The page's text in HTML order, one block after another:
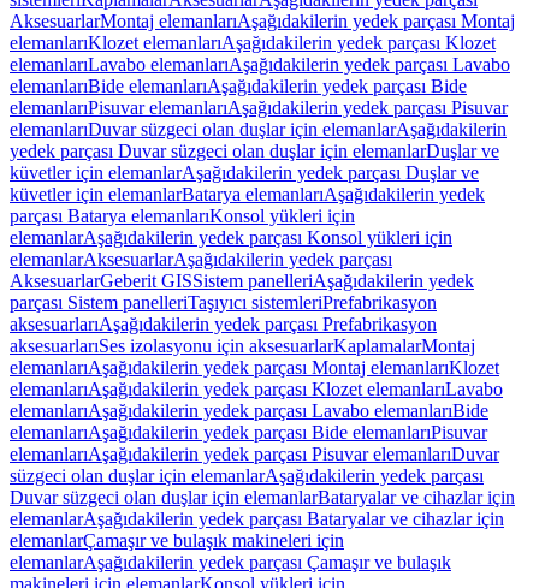
AksesuarlarMontaj elemanlarıAşağıdakilerin yedek parçası Montaj
elemanlarıKlozet elemanlarıAşağıdakilerin yedek parçası Klozet
elemanlarıLavabo elemanlarıAşağıdakilerin yedek parçası Lavabo
elemanlarıBide elemanlarıAşağıdakilerin yedek parçası Bide
elemanlarıPisuvar elemanlarıAşağıdakilerin yedek parçası Pisuvar
elemanlarıDuvar süzgeci olan duşlar için elemanlarAşağıdakilerin
yedek parçası Duvar süzgeci olan duşlar için elemanlarDuşlar ve
küvetler için elemanlarAşağıdakilerin yedek parçası Duşlar ve
küvetler için elemanlarBatarya elemanlarıAşağıdakilerin yedek
parçası Batarya elemanlarıKonsol yükleri için
elemanlarAşağıdakilerin yedek parçası Konsol yükleri için
elemanlarAksesuarlarAşağıdakilerin yedek parçası
AksesuarlarGeberit GISSistem panelleriAşağıdakilerin yedek
parçası Sistem panelleriTaşıyıcı sistemleriPrefabrikasyon
aksesuarlarıAşağıdakilerin yedek parçası Prefabrikasyon
aksesuarlarıSes izolasyonu için aksesuarlarKaplamalarMontaj
elemanlarıAşağıdakilerin yedek parçası Montaj elemanlarıKlozet
elemanlarıAşağıdakilerin yedek parçası Klozet elemanlarıLavabo
elemanlarıAşağıdakilerin yedek parçası Lavabo elemanlarıBide
elemanlarıAşağıdakilerin yedek parçası Bide elemanlarıPisuvar
elemanlarıAşağıdakilerin yedek parçası Pisuvar elemanlarıDuvar
süzgeci olan duşlar için elemanlarAşağıdakilerin yedek parçası
Duvar süzgeci olan duşlar için elemanlarBataryalar ve cihazlar için
elemanlarAşağıdakilerin yedek parçası Bataryalar ve cihazlar için
elemanlarÇamaşır ve bulaşık makineleri için
elemanlarAşağıdakilerin yedek parçası Çamaşır ve bulaşık
makineleri için elemanlarKonsol yükleri için